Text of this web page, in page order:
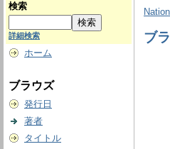
検索
詳細検索
ホーム
ブラウズ
発行日
著者
タイトル
ブ